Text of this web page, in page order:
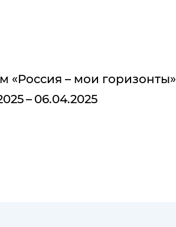
«Россия – мои горизонты»
– 06.04.2025